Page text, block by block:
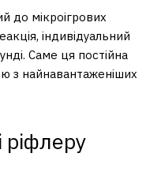
до мікроігрових
індивідуальний
Саме ця постійна
з найнавантаженіших
ріфлеру